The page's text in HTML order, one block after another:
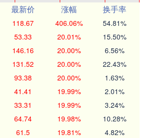
最新价 涨幅
换手率
118.67 406.06% 54.81%
53.33 20.01% 15.50%
146.16 20.00% 6.56%
131.52 20.00% 22.43%
93.38 20.00% 1.63%
41.41 19.99% 2.01%
33.31 19.99% 3.24%
64.74 19.98% 10.28%
61.5 19.81% 4.82%